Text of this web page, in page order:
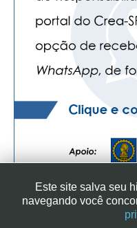
SINDICATO DOS
Este site salva seu
navegando você